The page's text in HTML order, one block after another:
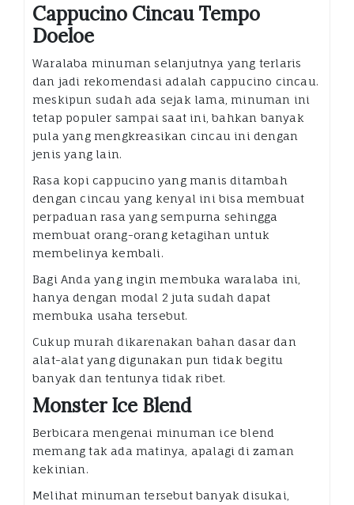
Cappucino Cincau Tempo
Doeloe
Waralaba minuman selanjutnya yang terlaris
dan jadi rekomendasi adalah cappucino cincau.
meskipun sudah ada sejak lama, minuman ini
tetap populer sampai saat ini, bahkan banyak
pula yang mengkreasikan cincau ini dengan
jenis yang lain.
Rasa kopi cappucino yang manis ditambah
dengan cincau yang kenyal ini bisa membuat
perpaduan rasa yang sempurna sehingga
membuat orang-orang ketagihan untuk
membelinya kembali.
Bagi Anda yang ingin membuka waralaba ini,
hanya dengan modal 2 juta sudah dapat
membuka usaha tersebut.
Cukup murah dikarenakan bahan dasar dan
alat-alat yang digunakan pun tidak begitu
banyak dan tentunya tidak ribet.
Monster Ice Blend
Berbicara mengenai minuman ice blend
memang tak ada matinya, apalagi di zaman
kekinian.
Melihat minuman tersebut banyak disukai,